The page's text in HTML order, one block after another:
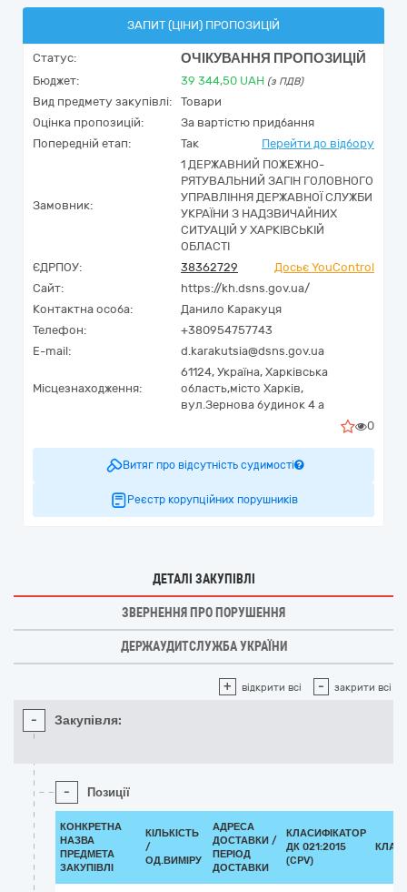
ЗАПИТ (ЦІНИ) ПРОПОЗИЦІЙ
Статус: ОЧІКУВАННЯ ПРОПОЗИЦІЙ
Бюджет: 39 344,50 UAH (з ПДВ)
Вид предмету закупівлі:
Товари
Оцінка пропозицій:
За вартістю придбання
Попередній етап:
Так Перейти до відбору
Замовник:
1 ДЕРЖАВНИЙ ПОЖЕЖНО-
РЯТУВАЛЬНИЙ ЗАГІН ГОЛОВНОГО
УПРАВЛІННЯ ДЕРЖАВНОЇ СЛУЖБИ
УКРАЇНИ З НАДЗВИЧАЙНИХ
СИТУАЦІЙ У ХАРКІВСЬКІЙ
ОБЛАСТІ
ЄДРПОУ:
38362729
Досьє YouControl
Сайт:
https://kh.dsns.gov.ua/
Контактна особа:
Данило Каракуця
Телефон:
+380954757743
E-mail:
d.karakutsia@dsns.gov.ua
Місцезнаходження:
61124, Україна, Харківська
область,місто Харків,
вул.Зернова будинок 4 а
0
Витяг про відсутність судимості
Реєстр корупційних порушників
ДЕТАЛІ ЗАКУПІВЛІ
ЗВЕРНЕННЯ ПРО ПОРУШЕННЯ
ДЕРЖАУДИТСЛУЖБА УКРАЇНИ
+ відкрити всі - закрити всі
- Закупівля:
- Позиції
КОНКРЕТНА
НАЗВА
ПРЕДМЕТА
ЗАКУПІВЛІ
КІЛЬКІСТЬ
/
ОД.ВИМІРУ
АДРЕСА
ДОСТАВКИ /
ПЕРІОД
ДОСТАВКИ
КЛАСИФІКАТОР
ДК 021:2015
(CPV)